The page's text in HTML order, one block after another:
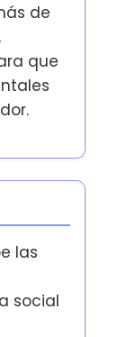
de
que
las
social